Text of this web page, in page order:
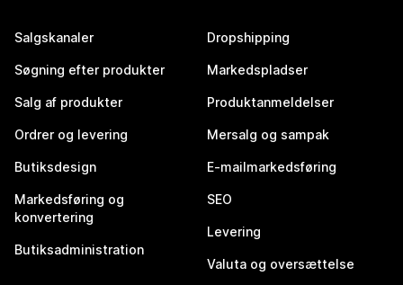
Salgskanaler
Søgning efter produkter
Salg af produkter
Ordrer og levering
Butiksdesign
Markedsføring og
konvertering
Butiksadministration
Dropshipping
Markedspladser
Produktanmeldelser
Mersalg og sampak
E-mailmarkedsføring
SEO
Levering
Valuta og oversættelse